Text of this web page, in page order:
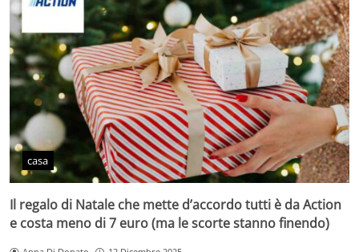
casa
Il regalo di Natale che mette d’accordo tutti è da Action
e costa meno di 7 euro (ma le scorte stanno finendo)